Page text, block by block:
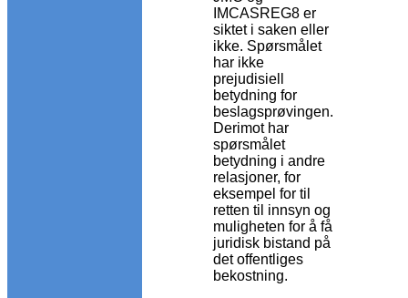
IMCASREG8 er
siktet i saken eller
ikke. Spørsmålet
har ikke
prejudisiell
betydning for
beslagsprøvingen.
Derimot har
spørsmålet
betydning i andre
relasjoner, for
eksempel for til
retten til innsyn og
muligheten for å få
juridisk bistand på
det offentliges
bekostning.